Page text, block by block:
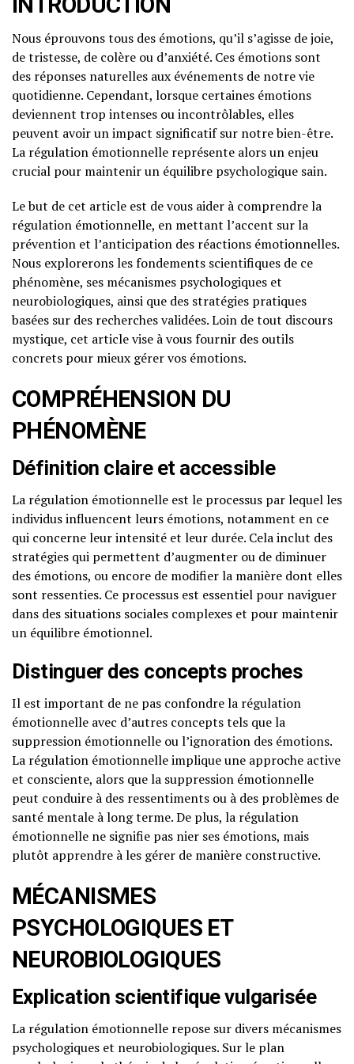
Nous éprouvons tous des émotions, qu’il s’agisse de joie,
de tristesse, de colère ou d’anxiété. Ces émotions sont
des réponses naturelles aux événements de notre vie
quotidienne. Cependant, lorsque certaines émotions
deviennent trop intenses ou incontrôlables, elles
peuvent avoir un impact significatif sur notre bien-être.
La régulation émotionnelle représente alors un enjeu
crucial pour maintenir un équilibre psychologique sain.
Le but de cet article est de vous aider à comprendre la
régulation émotionnelle, en mettant l’accent sur la
prévention et l’anticipation des réactions émotionnelles.
Nous explorerons les fondements scientifiques de ce
phénomène, ses mécanismes psychologiques et
neurobiologiques, ainsi que des stratégies pratiques
basées sur des recherches validées. Loin de tout discours
mystique, cet article vise à vous fournir des outils
concrets pour mieux gérer vos émotions.
COMPRÉHENSION DU
PHÉNOMÈNE
Définition claire et accessible
La régulation émotionnelle est le processus par lequel les
individus influencent leurs émotions, notamment en ce
qui concerne leur intensité et leur durée. Cela inclut des
stratégies qui permettent d’augmenter ou de diminuer
des émotions, ou encore de modifier la manière dont elles
sont ressenties. Ce processus est essentiel pour naviguer
dans des situations sociales complexes et pour maintenir
un équilibre émotionnel.
Distinguer des concepts proches
Il est important de ne pas confondre la régulation
émotionnelle avec d’autres concepts tels que la
suppression émotionnelle ou l’ignoration des émotions.
La régulation émotionnelle implique une approche active
et consciente, alors que la suppression émotionnelle
peut conduire à des ressentiments ou à des problèmes de
santé mentale à long terme. De plus, la régulation
émotionnelle ne signifie pas nier ses émotions, mais
plutôt apprendre à les gérer de manière constructive.
MÉCANISMES
PSYCHOLOGIQUES ET
NEUROBIOLOGIQUES
Explication scientifique vulgarisée
La régulation émotionnelle repose sur divers mécanismes
psychologiques et neurobiologiques. Sur le plan